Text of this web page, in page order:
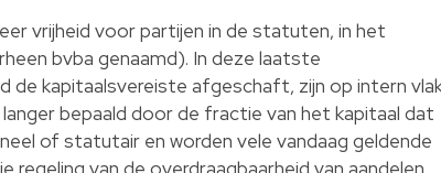
vrijheid voor partijen in de statuten, in het
bvba genaamd). In deze laatste
kapitaalsvereiste afgeschaft, zijn op intern
bepaald door de fractie van het kapitaal dat
of statutair en worden vele vandaag geldende